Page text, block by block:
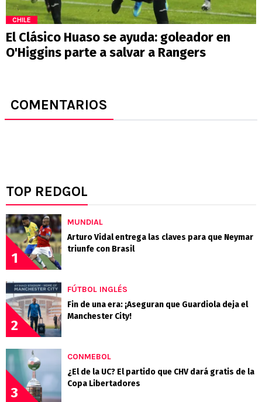
CHILE
El Clásico Huaso se ayuda: goleador en
O'Higgins parte a salvar a Rangers
COMENTARIOS
TOP REDGOL
1
MUNDIAL
Arturo Vidal entrega las claves para que Neymar
triunfe con Brasil
2
FÚTBOL INGLÉS
Fin de una era: ¡Aseguran que Guardiola deja el
Manchester City!
3
CONMEBOL
¿El de la UC? El partido que CHV dará gratis de la
Copa Libertadores